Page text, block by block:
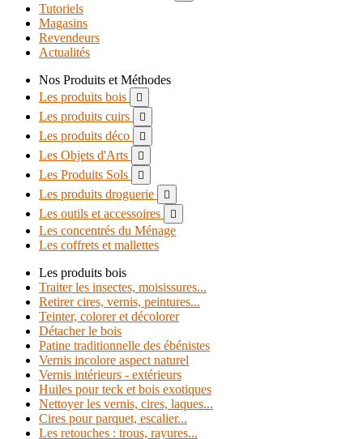
Tutoriels
Magasins
Revendeurs
Actualités
Nos Produits et Méthodes
Les produits bois

Les produits cuirs 
Les produits déco 
Les Objets d'Arts 
Les Produits Sols 
Les produits droguerie 
Les outils et accessoires 
Les concentrés du Ménage
Les coffrets et mallettes
Les produits bois
Traiter les insectes, moisissures...
Retirer cires, vernis, peintures...
Teinter, colorer et décolorer
Détacher le bois
Patine traditionnelle des ébénistes
Vernis incolore aspect naturel
Vernis intérieurs - extérieurs
Huiles pour teck et bois exotiques
Nettoyer les vernis, cires, laques...
Cires pour parquet, escalier...
Les retouches : trous, rayures...